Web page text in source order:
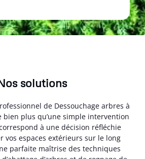
solutions
de Dessouchage arbres à
bien plus qu’une simple intervention
à une décision réfléchie
vos espaces extérieurs sur le long
parfaite maîtrise des techniques